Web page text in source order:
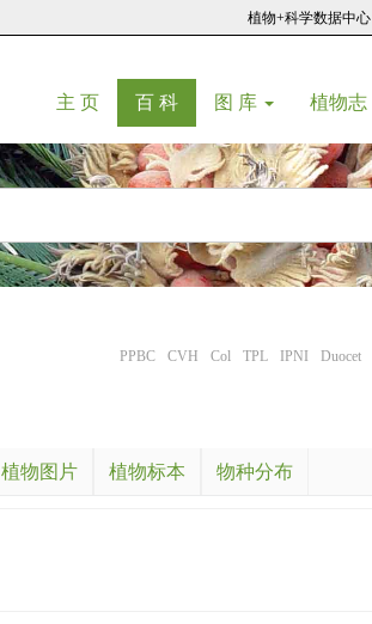
植物+科学数据中心
主 页(current)
百 科(current)
图 库 植物志
PPBC CVH Col TPL IPNI Duocet
植物图片 植物标本 物种分布